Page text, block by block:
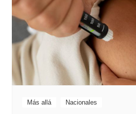
Más allá Nacionales